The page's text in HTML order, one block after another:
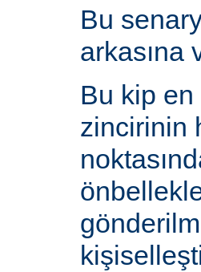
Bu
arkasına
Bu kip
zincirinin